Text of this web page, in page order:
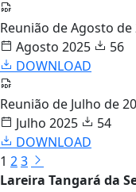
Reunião de Agosto de
Agosto 2025
56
DOWNLOAD
Reunião de Julho de
Julho 2025
54
DOWNLOAD
1 23
Lareira Tangará da